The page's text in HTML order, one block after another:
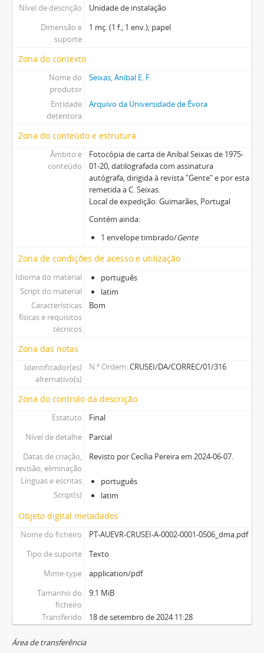
Nível de descrição
Unidade de instalação
Dimensão e
suporte
1 mç. (1 f.; 1 env.); papel
Zona do contexto
Nome do
produtor
Seixas, Aníbal E. F.
Entidade
detentora
Arquivo da Universidade de Évora
Zona do conteúdo e estrutura
Âmbito e
conteúdo
Fotocópia de carta de Aníbal Seixas de 1975-
01-20, datilografada com assinatura
autógrafa, dirigida à revista "Gente" e por esta
remetida a C. Seixas.
Local de expedição: Guimarães, Portugal
Contém ainda:
1 envelope timbrado/Gente
Zona de condições de acesso e utilização
Idioma do material
português
Script do material
latim
Características
físicas e requisitos
técnicos
Bom
Zona das notas
Identificador(es)
alternativo(s)
N.º Ordem CRUSEI/DA/CORREC/01/316
Zona do controlo da descrição
Estatuto
Final
Nível de detalhe
Parcial
Datas de criação,
revisão, eliminação
Revisto por Cecília Pereira em 2024-06-07.
Línguas e escritas
português
Script(s)
latim
Objeto digital metadados
Nome do ficheiro
PT-AUEVR-CRUSEI-A-0002-0001-0506_dma.pdf
Tipo de suporte
Texto
Mime-type
application/pdf
Tamanho do
ficheiro
9.1 MiB
Transferido 18 de setembro de 2024 11:28
Área de transferência